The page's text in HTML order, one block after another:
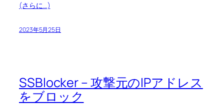
(さらに…)
2023年5月25日
SSBlocker – 攻撃元のIPアドレス
をブロック